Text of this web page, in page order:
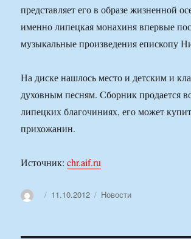
представляет его в образе жизненной
именно липецкая монахиня впервые
музыкальные произведения епископу
На диске нашлось место и детским и
духовным песням. Сборник продается
липецких благочиниях, его может
прихожанин.
Источник:chr.aif.ru
АвторОпубликовано
11.10.2012 Рубрики
Новости